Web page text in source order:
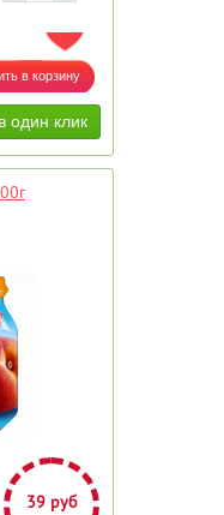
ДОБАВИТЬ В ИЗБРАННОЕ
39 руб